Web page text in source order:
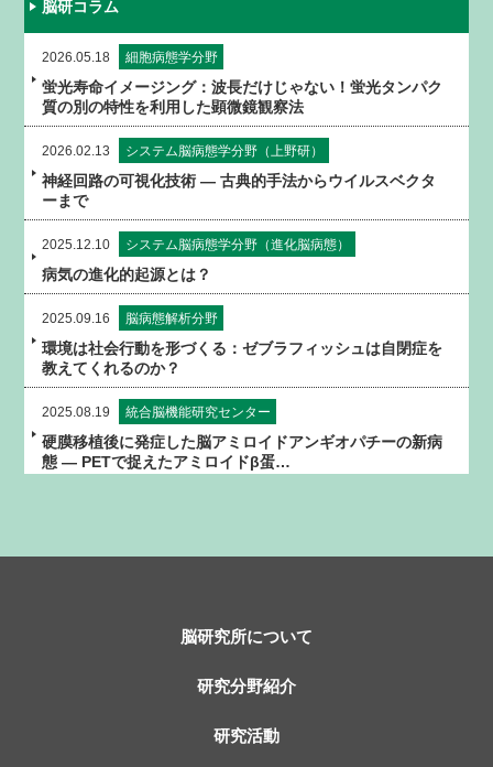
脳研コラム
2026.05.18 細胞病態学分野
蛍光寿命イメージング：波長だけじゃない！蛍光タンパク
質の別の特性を利用した顕微鏡観察法
2026.02.13 システム脳病態学分野（上野研）
神経回路の可視化技術 ― 古典的手法からウイルスベクタ
ーまで
2025.12.10 システム脳病態学分野（進化脳病態）
病気の進化的起源とは？
2025.09.16 脳病態解析分野
環境は社会行動を形づくる：ゼブラフィッシュは自閉症を
教えてくれるのか？
2025.08.19 統合脳機能研究センター
硬膜移植後に発症した脳アミロイドアンギオパチーの新病
態 ― PETで捉えたアミロイドβ蛋…
希少疾患・未診断疾患のVUS解消と診断・治療への革新的
システム脳病態学分野（田井中研）
脳研究所について
研究分野紹介
研究活動